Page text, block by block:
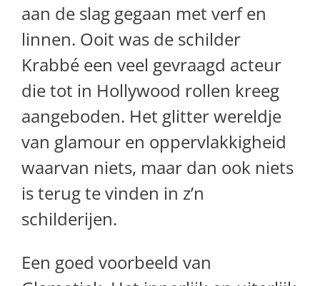
aan de slag gegaan met verf en
linnen. Ooit was de schilder
Krabbé een veel gevraagd acteur
die tot in Hollywood rollen kreeg
aangeboden. Het glitter wereldje
van glamour en oppervlakkigheid
waarvan niets, maar dan ook niets
is terug te vinden in z’n
schilderijen.
Een goed voorbeeld van